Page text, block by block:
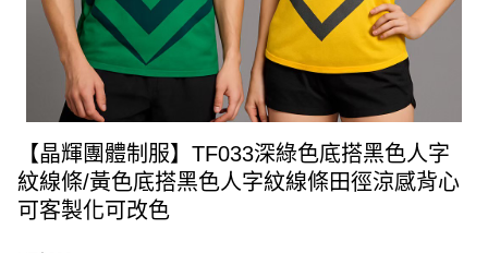
【晶輝團體制服】TF033深綠色底搭黑色人字
紋線條/黃色底搭黑色人字紋線條田徑涼感背心
可客製化可改色